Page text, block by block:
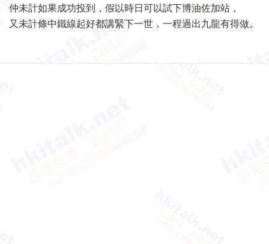
仲未計如果成功投到，假以時日可以試下博油佐加站，
又未計條中鐵線起好都講緊下一世，一程過出九龍有得做。